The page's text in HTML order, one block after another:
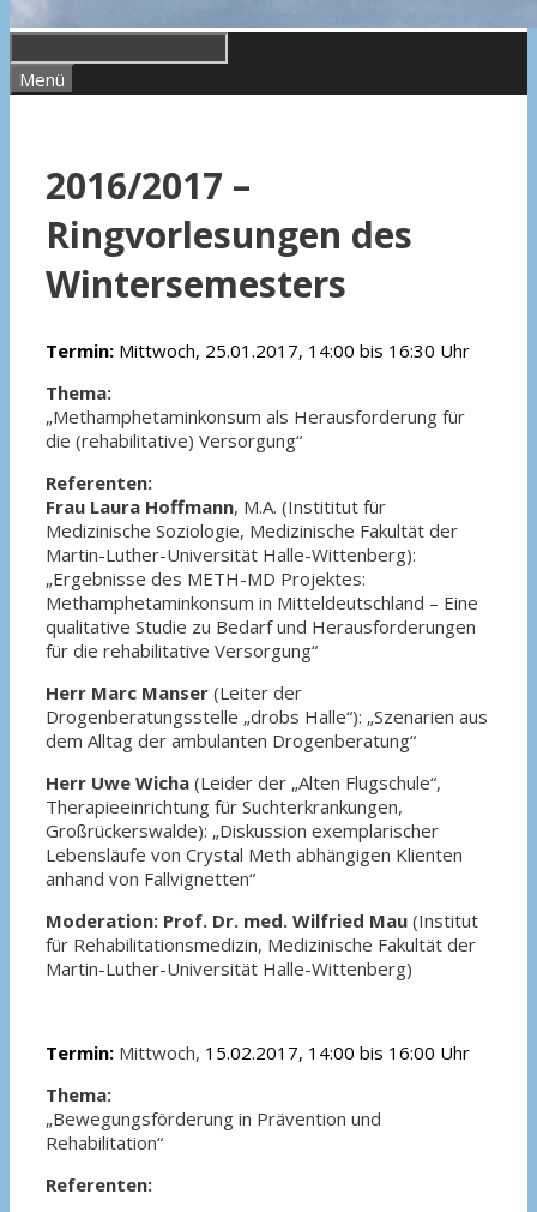
Menü
2016/2017 –
Ringvorlesungen des
Wintersemesters
Termin: Mittwoch, 25.01.2017, 14:00 bis 16:30 Uhr
Thema:
„Methamphetaminkonsum als Herausforderung für
die (rehabilitative) Versorgung“
Referenten:
Frau Laura Hoffmann, M.A. (Instititut für
Medizinische Soziologie, Medizinische Fakultät der
Martin-Luther-Universität Halle-Wittenberg):
„Ergebnisse des METH-MD Projektes:
Methamphetaminkonsum in Mitteldeutschland – Eine
qualitative Studie zu Bedarf und Herausforderungen
für die rehabilitative Versorgung“
Herr Marc Manser (Leiter der
Drogenberatungsstelle „drobs Halle“): „Szenarien aus
dem Alltag der ambulanten Drogenberatung“
Herr Uwe Wicha (Leider der „Alten Flugschule“,
Therapieeinrichtung für Suchterkrankungen,
Großrückerswalde): „Diskussion exemplarischer
Lebensläufe von Crystal Meth abhängigen Klienten
anhand von Fallvignetten“
Moderation: Prof. Dr. med. Wilfried Mau (Institut
für Rehabilitationsmedizin, Medizinische Fakultät der
Martin-Luther-Universität Halle-Wittenberg)
Termin: Mittwoch, 15.02.2017, 14:00 bis 16:00 Uhr
Thema:
„Bewegungsförderung in Prävention und
Rehabilitation“
Referenten: